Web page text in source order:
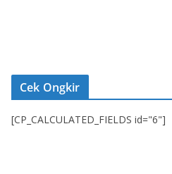
Cek Ongkir
[CP_CALCULATED_FIELDS id="6"]